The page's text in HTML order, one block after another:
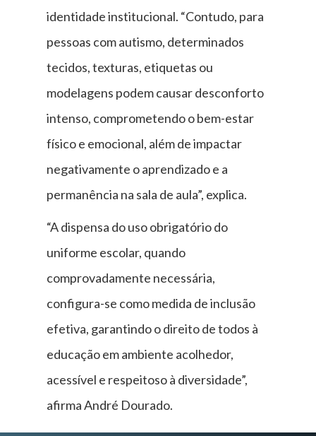
identidade institucional. “Contudo, para
pessoas com autismo, determinados
tecidos, texturas, etiquetas ou
modelagens podem causar desconforto
intenso, comprometendo o bem-estar
físico e emocional, além de impactar
negativamente o aprendizado e a
permanência na sala de aula”, explica.
“A dispensa do uso obrigatório do
uniforme escolar, quando
comprovadamente necessária,
configura-se como medida de inclusão
efetiva, garantindo o direito de todos à
educação em ambiente acolhedor,
acessível e respeitoso à diversidade”,
afirma André Dourado.